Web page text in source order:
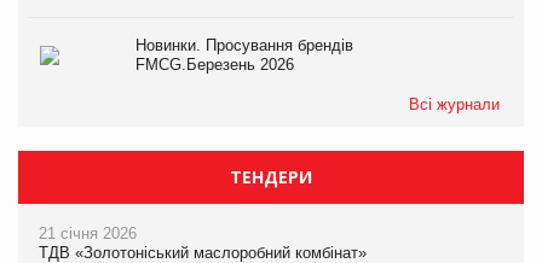
Новинки. Просування брендів
FMCG.Березень 2026
Всі журнали
ТЕНДЕРИ
21 січня 2026
ТДВ «Золотоніський маслоробний комбінат»